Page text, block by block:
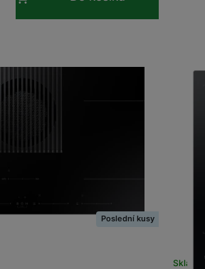
všechny varné plochy a
desky
Poslední kusy
Skladem